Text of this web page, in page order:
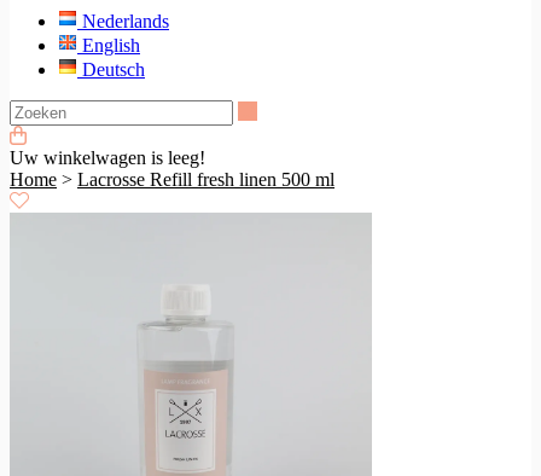
Nederlands
English
Deutsch
Uw winkelwagen is leeg!
Home > Lacrosse Refill fresh linen 500 ml